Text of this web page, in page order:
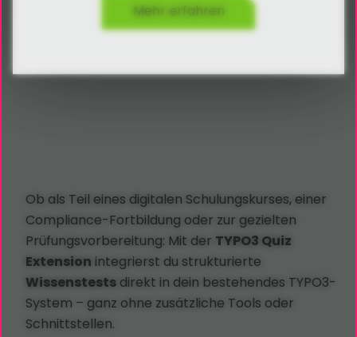
Ob als Teil eines digitalen Schulungskurses, einer
Compliance-Fortbildung oder zur gezielten
Prüfungsvorbereitung: Mit der TYPO3 Quiz
Extension integrierst du strukturierte
Wissenstestsdirekt in dein bestehendes TYPO3-
System – ganz ohne zusätzliche Tools oder
Schnittstellen.
Mehr erfahren